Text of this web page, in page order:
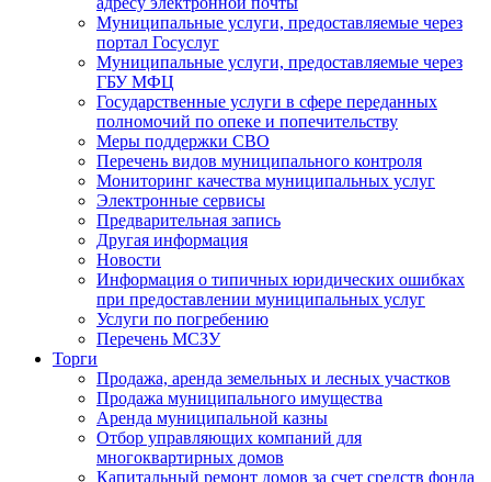
Муниципальные услуги, предоставляемые через
портал Госуслуг
Муниципальные услуги, предоставляемые через
ГБУ МФЦ
Государственные услуги в сфере переданных
полномочий по опеке и попечительству
Меры поддержки СВО
Перечень видов муниципального контроля
Мониторинг качества муниципальных услуг
Электронные сервисы
Предварительная запись
Другая информация
Новости
Информация о типичных юридических ошибках
при предоставлении муниципальных услуг
Услуги по погребению
Перечень МСЗУ
Торги
Продажа, аренда земельных и лесных участков
Продажа муниципального имущества
Аренда муниципальной казны
Отбор управляющих компаний для
многоквартирных домов
Капитальный ремонт домов за счет средств фонда